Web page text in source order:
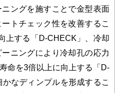
ングを施すことで金型表面
トチェック性を改善するこ
上する「D-CHECK」、冷却
ニングにより冷却孔の応力
命を3倍以上に向上する「D-
なディンプルを形成するこ